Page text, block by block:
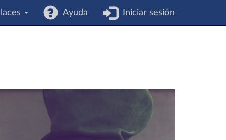
Ayuda Iniciar sesión